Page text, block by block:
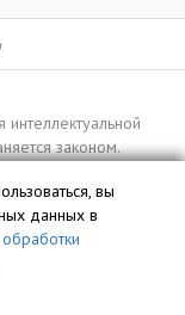
законом.
вы
данных в